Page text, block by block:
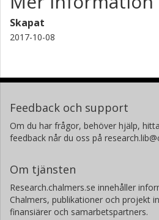
Skapat
2017-10-08
Feedback och support
Om du har frågor, behöver hjälp,
feedback når du oss på
Om tjänsten
Research.chalmers.se innehåller
Chalmers, publikationer och projekt
finansiärer och samarbetspartners.